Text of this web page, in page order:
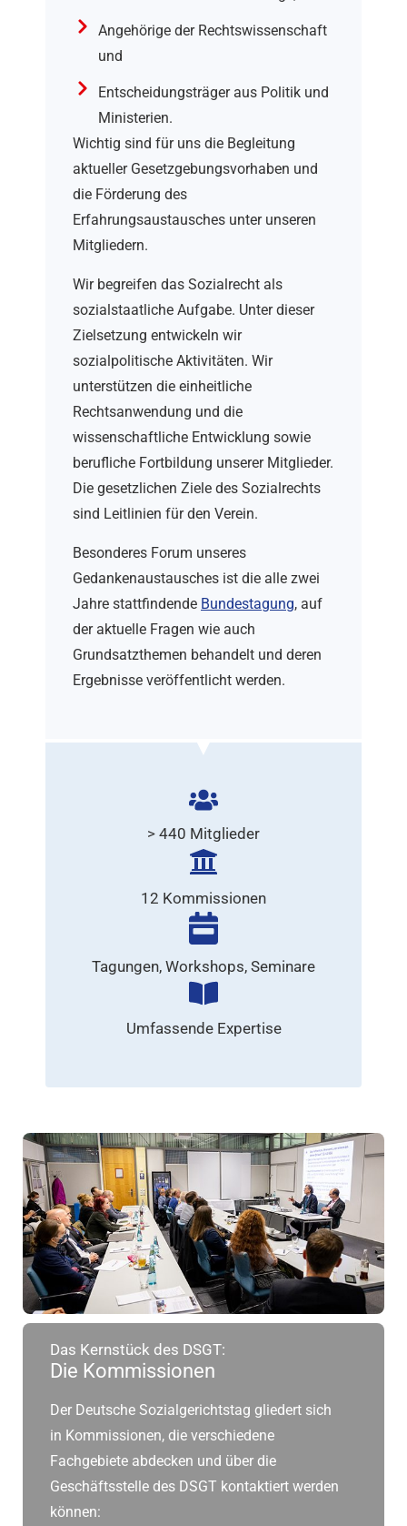
Angehörige der Rechtswissenschaft
und
Entscheidungsträger aus Politik und
Ministerien.
Wichtig sind für uns die Begleitung
aktueller Gesetzgebungsvorhaben und
die Förderung des
Erfahrungsaustausches unter unseren
Mitgliedern.
Wir begreifen das Sozialrecht als
sozialstaatliche Aufgabe. Unter dieser
Zielsetzung entwickeln wir
sozialpolitische Aktivitäten. Wir
unterstützen die einheitliche
Rechtsanwendung und die
wissenschaftliche Entwicklung sowie
berufliche Fortbildung unserer Mitglieder.
Die gesetzlichen Ziele des Sozialrechts
sind Leitlinien für den Verein.
Besonderes Forum unseres
Gedankenaustausches ist die alle zwei
Jahre stattfindende Bundestagung, auf
der aktuelle Fragen wie auch
Grundsatzthemen behandelt und deren
Ergebnisse veröffentlicht werden.
> 440 Mitglieder
12 Kommissionen
Tagungen, Workshops, Seminare
Umfassende Expertise
Das Kernstück des DSGT:
Die Kommissionen
Der Deutsche Sozialgerichtstag gliedert sich
in Kommissionen, die verschiedene
Fachgebiete abdecken und über die
Geschäftsstelle des DSGT kontaktiert werden
können: